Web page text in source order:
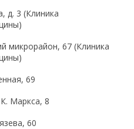
д. 3 (Клиника
микрорайон, 67 (Клиника
69
Маркса, 8
60